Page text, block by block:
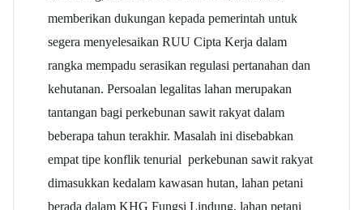
memberikan dukungan kepada pemerintah untuk
segera menyelesaikan RUU Cipta Kerja dalam
rangka mempadu serasikan regulasi pertanahan dan
kehutanan. Persoalan legalitas lahan merupakan
tantangan bagi perkebunan sawit rakyat dalam
beberapa tahun terakhir. Masalah ini disebabkan
empat tipe konflik tenurial perkebunan sawit rakyat
dimasukkan kedalam kawasan hutan, lahan petani
berada dalam KHG Fungsi Lindung, lahan petani